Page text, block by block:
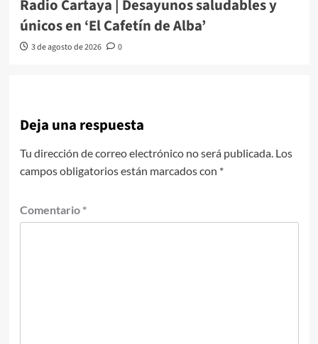
Radio Cartaya | Desayunos saludables y
únicos en ‘El Cafetín de Alba’
3 de agosto de 2026 0
Deja una respuesta
Tu dirección de correo electrónico no será publicada. Los
campos obligatorios están marcados con *
Comentario *